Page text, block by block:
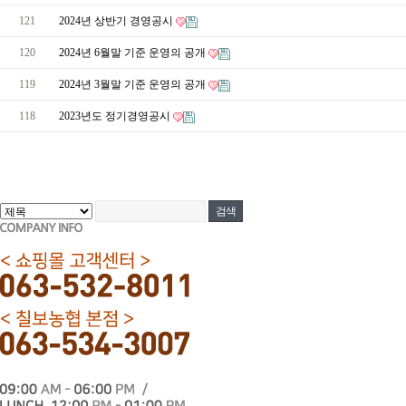
121 2024년 상반기 경영공시
120 2024년 6월말 기준 운영의 공개
119 2024년 3월말 기준 운영의 공개
118 2023년도 정기경영공시